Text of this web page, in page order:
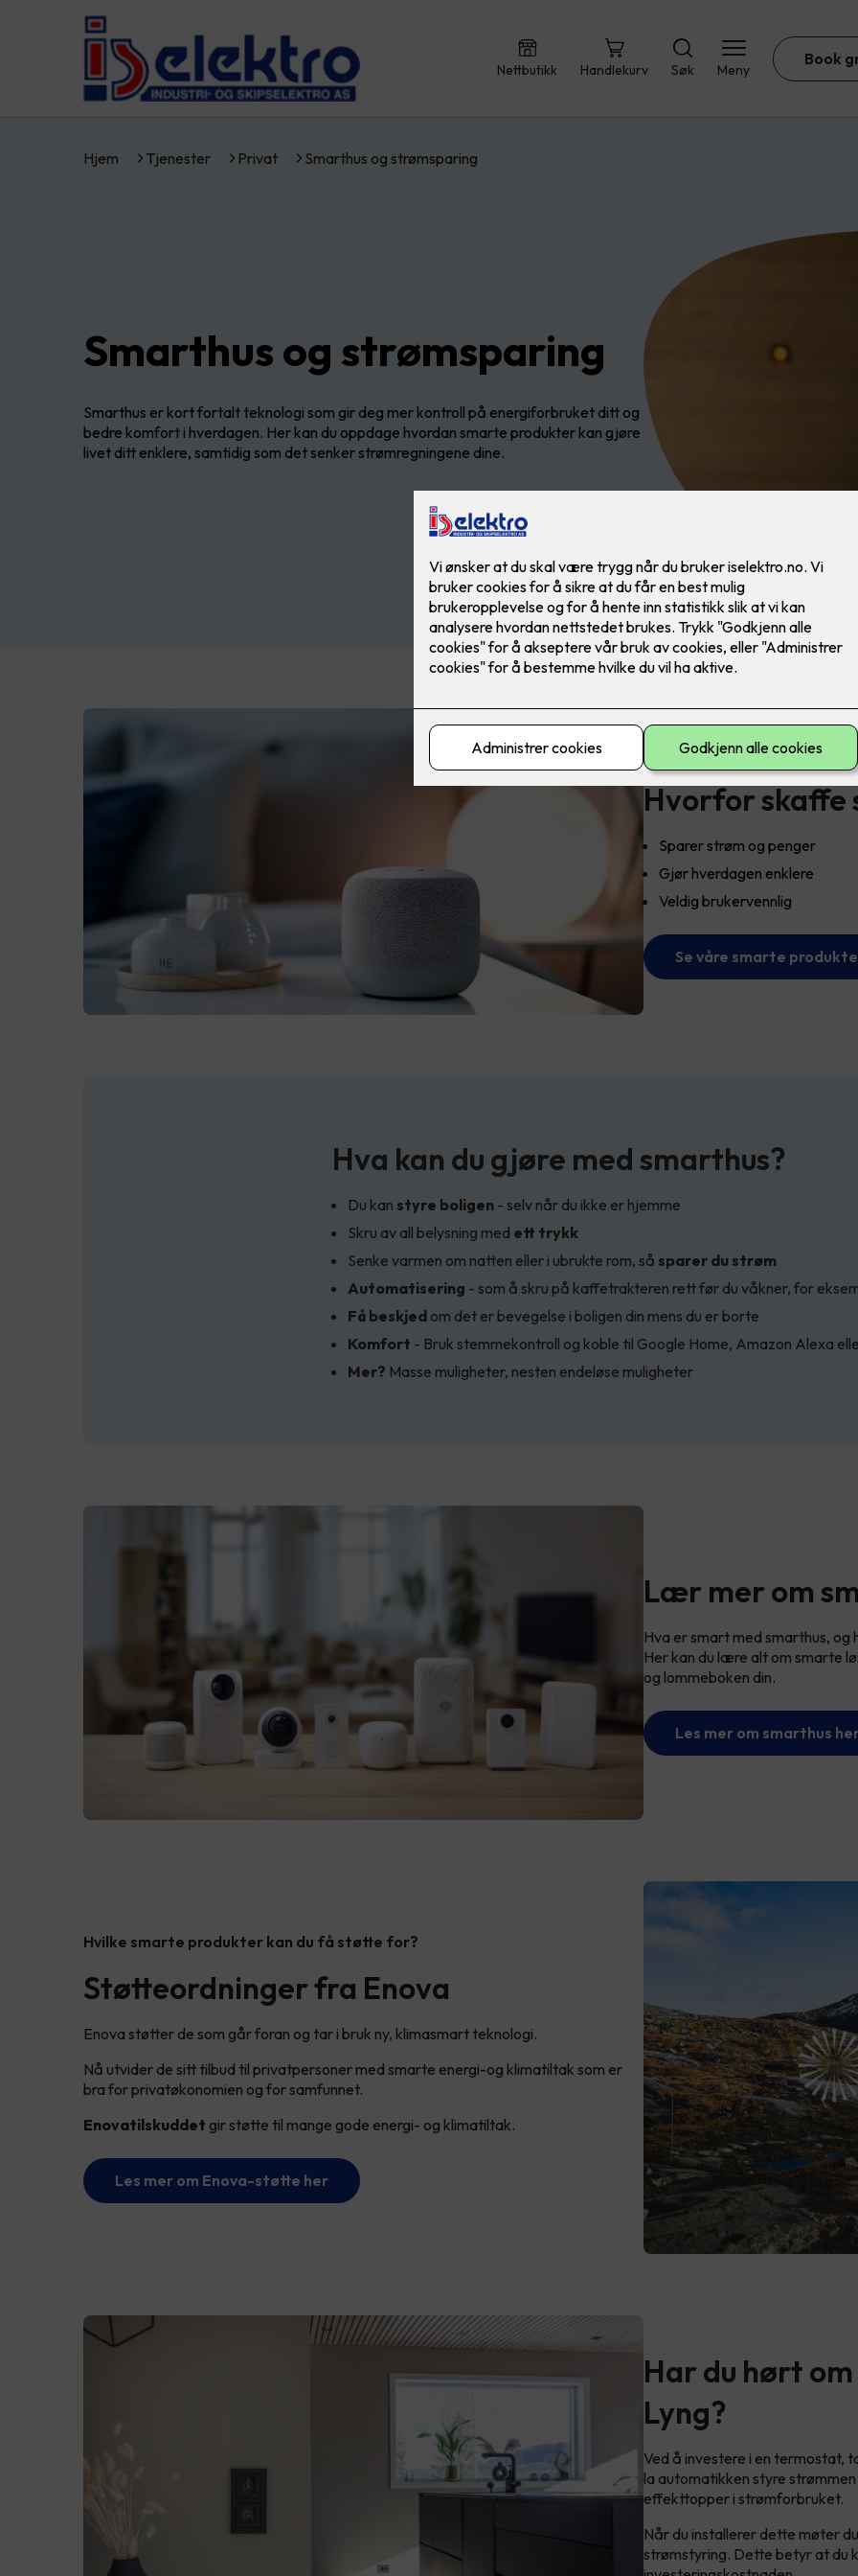
Nettbutikk Handlekurv Søk Meny
Book
Hjem Tjenester Privat Smarthus og strømsparing
Smarthus og strømsparing
Smarthus er kort fortalt teknologi som gir deg mer kontroll på energiforbruket ditt og
bedre komfort i hverdagen. Her kan du oppdage hvordan smarte produkter kan gjøre
livet ditt enklere, samtidig som det senker strømregningene dine.
Spar strøm, spar miljøet,
Hvorfor skaffe
Sparer strøm og penger
Gjør hverdagen enklere
Veldig brukervennlig
Se våre smarte
Hva kan du gjøre med smarthus?
Du kan styre boligen - selv når du ikke er hjemme
Skru av all belysning med ett trykk
Senke varmen om natten eller i ubrukte rom, så sparer du strøm
Automatisering - som å skru på kaffetrakteren rett før du våkner, for
Få beskjed om det er bevegelse i boligen din mens du er borte
Komfort - Bruk stemmekontroll og koble til Google Home, Amazon Alexa
Mer? Masse muligheter, nesten endeløse muligheter
Lær mer om
Hva er smart med smarthus,
Her kan du lære alt om smarte
og lommeboken din.
Les mer om smarthus
Hvilke smarte produkter kan du få støtte for?
Støtteordninger fra Enova
Enova støtter de som går foran og tar i bruk ny, klimasmart teknologi.
Nå utvider de sitt tilbud til privatpersoner med smarte energi-og klimatiltak som er
bra for privatøkonomien og for samfunnet.
Enovatilskuddet gir støtte til mange gode energi- og klimatiltak.
Les mer om Enova-støtte her
Har du hørt
Lyng?
Ved å investere i en termostat,
la automatikken styre
effekttopper i strømforbruket.
Når du installerer dette møter
strømstyring. Dette betyr at du